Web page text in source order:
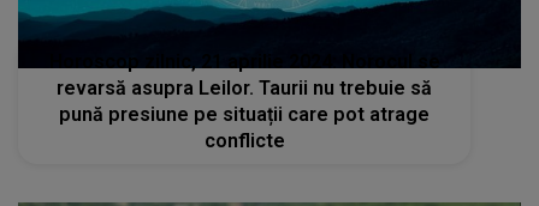
Horoscop zilnic, 21 aprilie 2024: Norocul se
revarsă asupra Leilor. Taurii nu trebuie să
pună presiune pe situații care pot atrage
conflicte